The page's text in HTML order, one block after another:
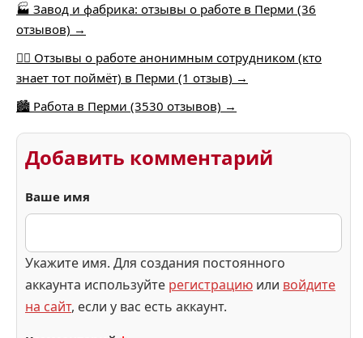
🏭 Завод и фабрика: отзывы о работе в Перми (36
отзывов) →
🕵️‍♂️ Отзывы о работе анонимным сотрудником (кто
знает тот поймёт) в Перми (1 отзыв) →
🏙️ Работа в Перми (3530 отзывов) →
Добавить комментарий
Ваше имя
Укажите имя. Для создания постоянного
аккаунта используйте регистрацию или войдите
на сайт, если у вас есть аккаунт.